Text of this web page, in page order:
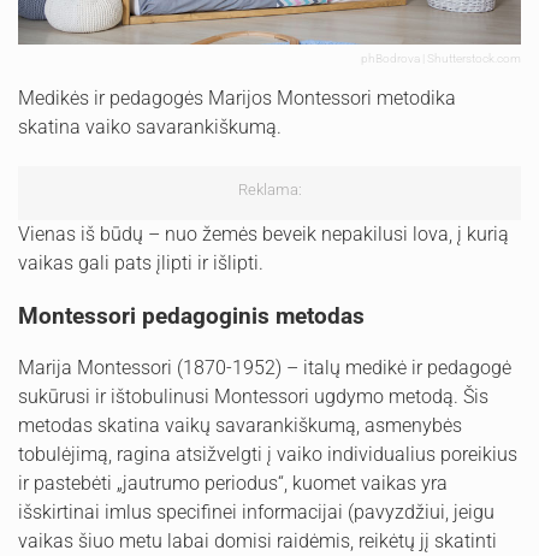
phBodrova | Shutterstock.com
Medikės ir pedagogės Marijos Montessori metodika
skatina vaiko savarankiškumą.
Reklama:
Vienas iš būdų – nuo žemės beveik nepakilusi lova, į kurią
vaikas gali pats įlipti ir išlipti.
Montessori pedagoginis metodas
Marija Montessori (1870-1952) – italų medikė ir pedagogė
sukūrusi ir ištobulinusi Montessori ugdymo metodą. Šis
metodas skatina vaikų savarankiškumą, asmenybės
tobulėjimą, ragina atsižvelgti į vaiko individualius poreikius
ir pastebėti „jautrumo periodus“, kuomet vaikas yra
išskirtinai imlus specifinei informacijai (pavyzdžiui, jeigu
vaikas šiuo metu labai domisi raidėmis, reikėtų jį skatinti